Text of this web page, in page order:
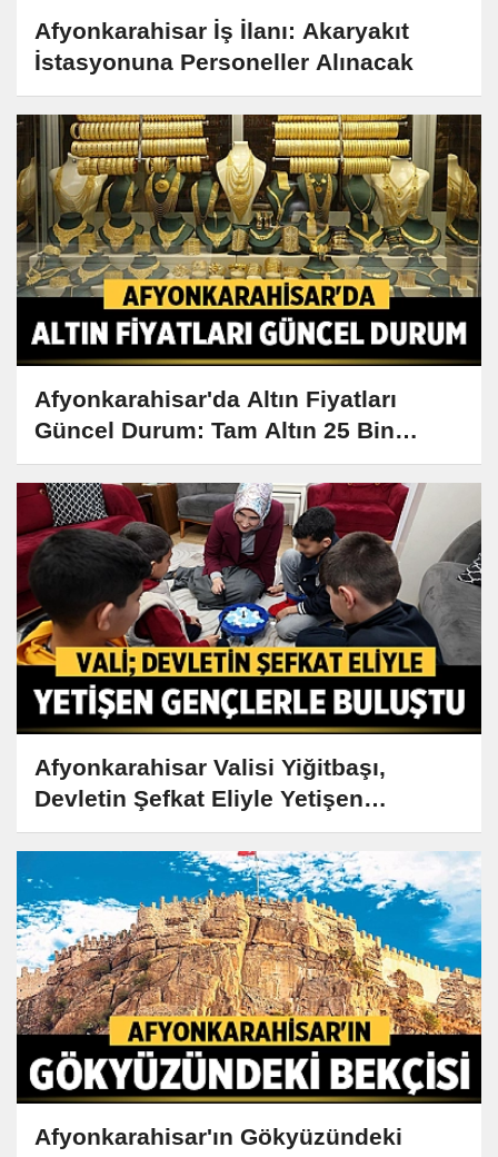
Afyonkarahisar İş İlanı: Akaryakıt
İstasyonuna Personeller Alınacak
Afyonkarahisar'da Altın Fiyatları
Güncel Durum: Tam Altın 25 Bin
Lirayı Aştı
Afyonkarahisar Valisi Yiğitbaşı,
Devletin Şefkat Eliyle Yetişen
Gençlerle Buluştu
Afyonkarahisar'ın Gökyüzündeki